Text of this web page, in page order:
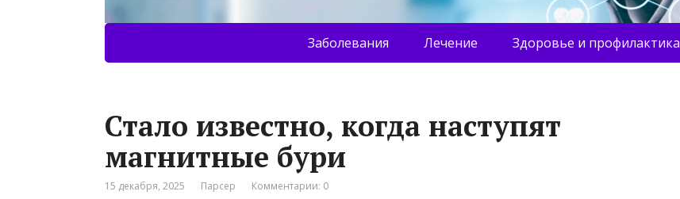
Заболевания Лечение Здоровье и профилактика
Стало известно, когда наступят
магнитные бури
15 декабря, 2025 Парсер Комментарии: 0